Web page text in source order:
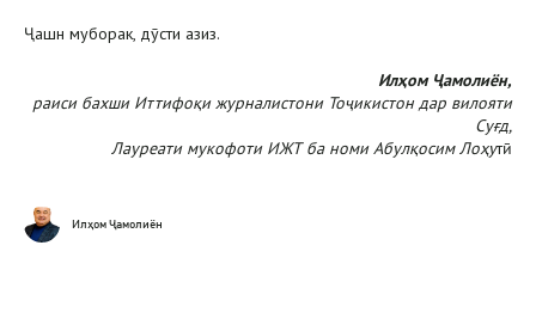
Ҷашн муборак, дӯсти азиз.
Илҳом Ҷамолиён,
раиси бахши Иттифоқи журналистони Тоҷикистон дар вилояти
Суғд,
Лауреати мукофоти ИЖТ ба номи Абулқосим Лоҳутӣ
Илҳом Ҷамолиён